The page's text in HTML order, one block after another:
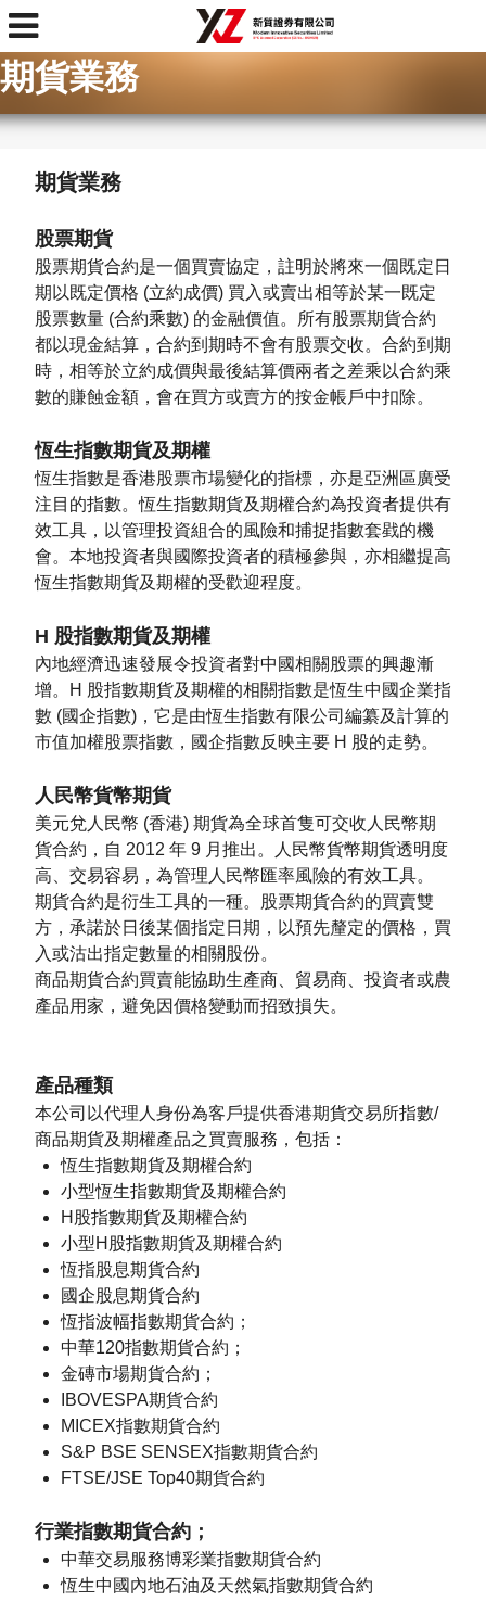
首頁 > 期貨業務
期貨業務
期貨業務
股票期貨
股票期貨合約是一個買賣協定，註明於將來一個既定日
期以既定價格 (立約成價) 買入或賣出相等於某一既定
股票數量 (合約乘數) 的金融價值。所有股票期貨合約
都以現金結算，合約到期時不會有股票交收。合約到期
時，相等於立約成價與最後結算價兩者之差乘以合約乘
數的賺蝕金額，會在買方或賣方的按金帳戶中扣除。
恆生指數期貨及期權
恆生指數是香港股票市場變化的指標，亦是亞洲區廣受
注目的指數。恆生指數期貨及期權合約為投資者提供有
效工具，以管理投資組合的風險和捕捉指數套戥的機
會。本地投資者與國際投資者的積極參與，亦相繼提高
恆生指數期貨及期權的受歡迎程度。
H 股指數期貨及期權
內地經濟迅速發展令投資者對中國相關股票的興趣漸
增。H 股指數期貨及期權的相關指數是恆生中國企業指
數 (國企指數)，它是由恆生指數有限公司編纂及計算的
市值加權股票指數，國企指數反映主要 H 股的走勢。
人民幣貨幣期貨
美元兌人民幣 (香港) 期貨為全球首隻可交收人民幣期
貨合約，自 2012 年 9 月推出。人民幣貨幣期貨透明度
高、交易容易，為管理人民幣匯率風險的有效工具。
期貨合約是衍生工具的一種。股票期貨合約的買賣雙
方，承諾於日後某個指定日期，以預先釐定的價格，買
入或沽出指定數量的相關股份。
商品期貨合約買賣能協助生產商、貿易商、投資者或農
產品用家，避免因價格變動而招致損失。
產品種類
本公司以代理人身份為客戶提供香港期貨交易所指數/
商品期貨及期權產品之買賣服務，包括：
恆生指數期貨及期權合約
小型恆生指數期貨及期權合約
H股指數期貨及期權合約
小型H股指數期貨及期權合約
恆指股息期貨合約
國企股息期貨合約
恆指波幅指數期貨合約；
中華120指數期貨合約；
金磚市場期貨合約；
IBOVESPA期貨合約
MICEX指數期貨合約
S&P BSE SENSEX指數期貨合約
FTSE/JSE Top40期貨合約
行業指數期貨合約；
中華交易服務博彩業指數期貨合約
恆生中國內地石油及天然氣指數期貨合約